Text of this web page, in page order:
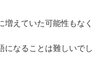
増えていた可能性もなく
になることは難しいでし